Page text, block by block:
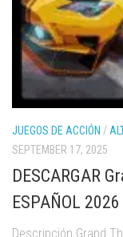
JUEGOS DE ACCIÓN /
SEPTEMBER 17, 2025
DESCARGAR
ESPAÑOL 2026
Descripción Grand